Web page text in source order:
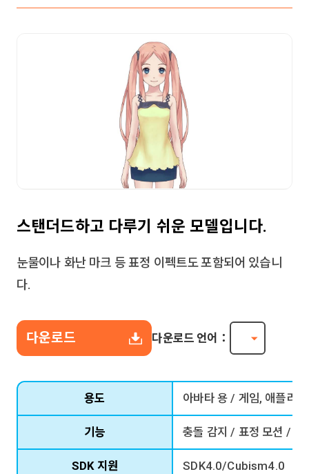
스탠더드하고 다루기 쉬운 모델입니다.
눈물이나 화난 마크 등 표정 이펙트도 포함되어 있습니
다.
다운로드 다운로드 언어：
용도 아바타 용 / 게임, 애플리
기능 충돌 감지 / 표정 모션 / 모
SDK 지원 SDK4.0/Cubism4.0